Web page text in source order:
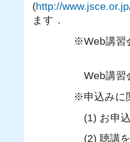
(http://
ます．
※Web講習会申
Web講習会申
※申込みに関
(1) お申込み後
(2) 聴講をお申